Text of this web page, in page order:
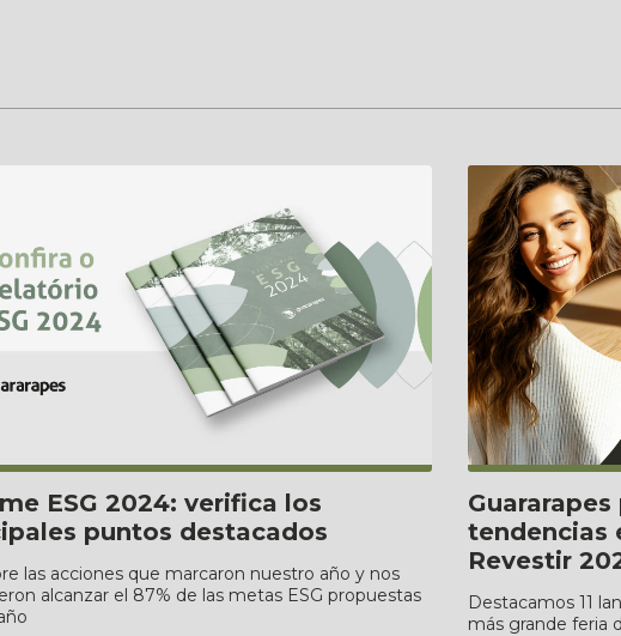
ESG 2024: verifica los
puntos destacados
las acciones que marcaron nuestro año y nos
alcanzar el 87% de las metas ESG propuestas
tendencias
Revestir
Destacamos 11
más grande feria